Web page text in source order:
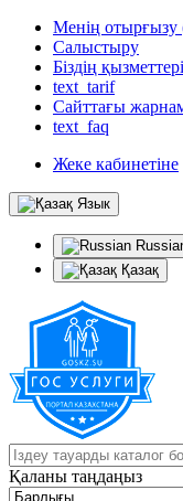
Менің отырғызу
Салыстыру
Біздің
text_tarif
Сайттағы
text_faq
Жеке кабинетіне
Язык
Қазақ
Қаланы таңдаңыз